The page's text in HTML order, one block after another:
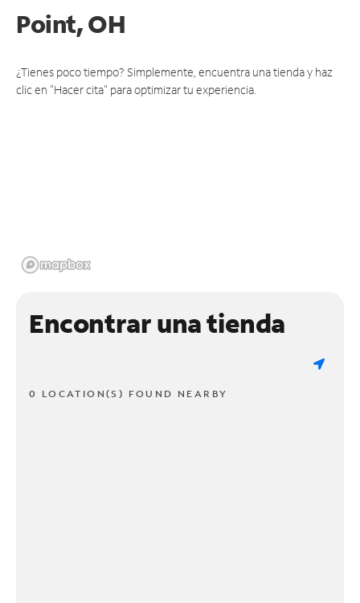
Point, OH
¿Tienes poco tiempo? Simplemente, encuentra una tienda y haz
clic en "Hacer cita" para optimizar tu experiencia.
Encontrar una tienda
0 LOCATION(S) FOUND NEARBY